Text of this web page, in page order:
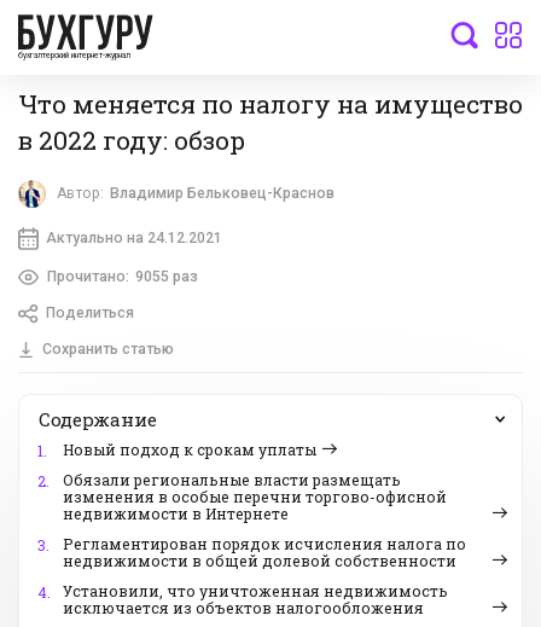
бухгалтерский интернет-журнал
Что меняется по налогу на имущество
в 2022 году: обзор
Автор: Владимир Бельковец-Краснов
Актуально на 24.12.2021
Прочитано: 9055 раз
Поделиться
Сохранить статью
Содержание
1.
Новый подход к срокам уплаты
2.
Обязали региональные власти размещать
изменения в особые перечни торгово-офисной
недвижимости в Интернете
3.
Регламентирован порядок исчисления налога по
недвижимости в общей долевой собственности
4.
Установили, что уничтоженная недвижимость
исключается из объектов налогообложения